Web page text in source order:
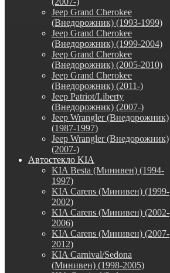
Jeep Grand Cherokee
(Внедорожник) (1993-1999)
Jeep Grand Cherokee
(Внедорожник) (1999-2004)
Jeep Grand Cherokee
(Внедорожник) (2005-2010)
Jeep Grand Cherokee
(Внедорожник) (2011-)
Jeep Patriot/Liberty
(Внедорожник) (2007-)
Jeep Wrangler (Внедорожник)
(1987-1997)
Jeep Wrangler (Внедорожник)
(2007-)
Автостекло KIA
KIA Besta (Минивен) (1994-
1997)
KIA Carens (Минивен) (1999-
2002)
KIA Carens (Минивен) (2002-
2006)
KIA Carens (Минивен) (2007-
2012)
KIA Carnival/Sedona
(Минивен) (1998-2005)